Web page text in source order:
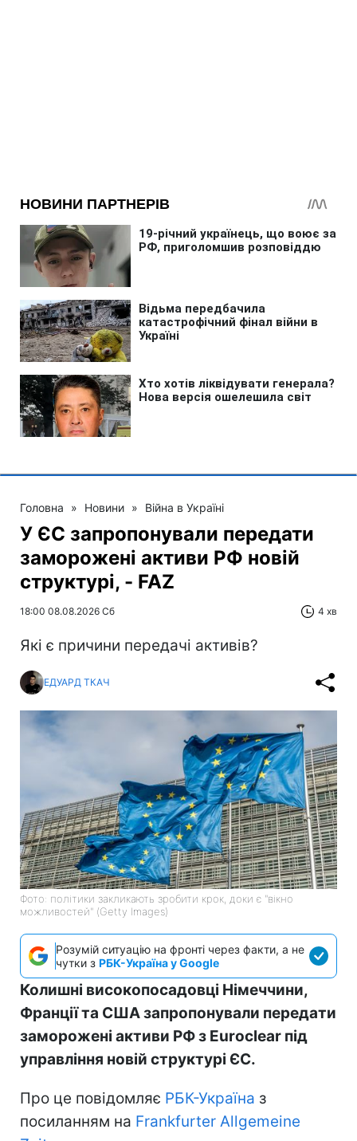
Головна » Новини » Війна в Україні
У ЄС запропонували передати
заморожені активи РФ новій
структурі, - FAZ
18:00 08.08.2026 Сб 4 хв
Які є причини передачі активів?
ЕДУАРД ТКАЧ
Фото: політики закликають зробити крок, доки є "вікно
можливостей" (Getty Images)
Розумій ситуацію на фронті через факти, а не
чутки з РБК-Україна у Google
Колишні високопосадовці Німеччини,
Франції та США запропонували передати
заморожені активи РФ з Euroclear під
управління новій структурі ЄС.
Про це повідомляє РБК-Україна з
посиланням на Frankfurter Allgemeine